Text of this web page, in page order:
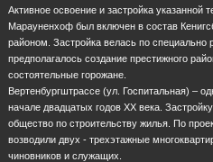
Активное освоение и застройка указанной
Марауненхоф был включен в состав
районом. Застройка велась по специально
предполагалось создание престижного
состоятельные горожане.
Вертенбургштрассе (ул. Госпитальная) –
начале двадцатых годов ХХ века.
общество по строительству жилья. По
возводили двух - трехэтажные
чиновников и служащих.